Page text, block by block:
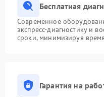
Бесплатная
Современное
экспресс-диагностику и
сроки, минимизируя
Гарантия на